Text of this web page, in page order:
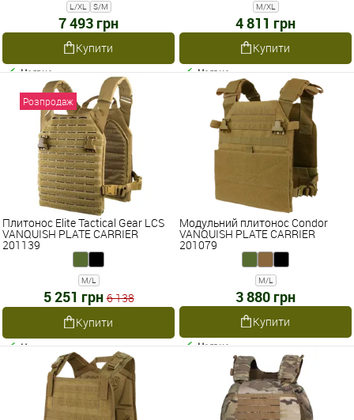
L/XL S/M
7 493 грн
Купити
Наявне
M/XL
4 811 грн
Купити
Наявне
Розпродаж
Плитонос Elite Tactical Gear LCS
VANQUISH PLATE CARRIER
201139
M/L
5 251 грн 6 138
Купити
Наявне
Модульний плитонос Condor
VANQUISH PLATE CARRIER
201079
M/L
3 880 грн
Купити
Наявне